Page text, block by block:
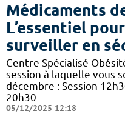
Médicaments
L’essentiel
surveiller en
Centre Spécialisé
session à laquelle vous
décembre : Session
20h30
05/12/2025 12:18